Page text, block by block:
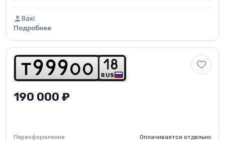
Baxi
Подробнее
t 9 9 9 o o RUS
1 8
190 000 ₽
Переоформление Оплачивается отдельно